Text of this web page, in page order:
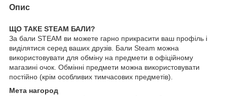
Опис
ЩО ТАКЕ STEAM БАЛИ?
За бали STEAM ви можете гарно прикрасити ваш профіль і
виділятися серед ваших друзів. Бали Steam можна
використовувати для обміну на предмети в офіційному
магазині очок. Обмінні предмети можна використовувати
постійно (крім особливих тимчасових предметів).
Мета нагород